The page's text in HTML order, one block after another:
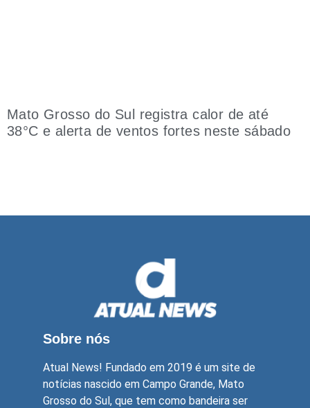
Mato Grosso do Sul registra calor de até
38°C e alerta de ventos fortes neste sábado
Sobre nós
Atual News! Fundado em 2019 é um site de
notícias nascido em Campo Grande, Mato
Grosso do Sul, que tem como bandeira ser